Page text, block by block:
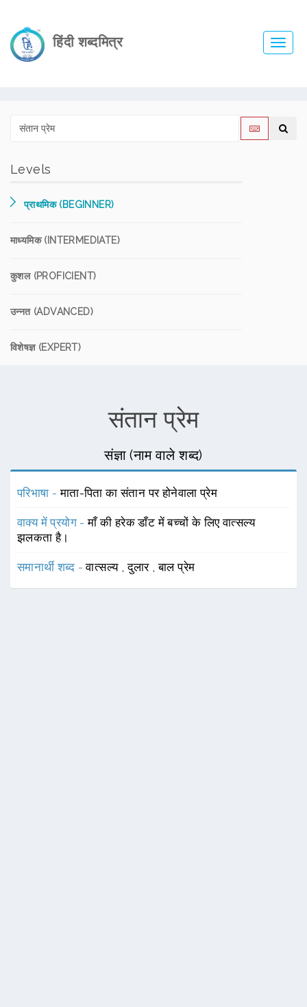
हिंदी शब्दमित्र
Levels
प्राथमिक (BEGINNER)
माध्यमिक (INTERMEDIATE)
कुशल (PROFICIENT)
उन्नत (ADVANCED)
विशेषज्ञ (EXPERT)
संतान प्रेम
संज्ञा (नाम वाले शब्द)
परिभाषा -माता-पिता का संतान पर होनेवाला प्रेम
वाक्य में प्रयोग -माँ की हरेक डाँट में बच्चों के लिए वात्सल्य
झलकता है।
समानार्थी शब्द -वात्सल्य ,दुलार ,बाल प्रेम